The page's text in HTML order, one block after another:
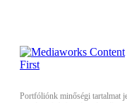
Portfóliónk minőségi tartalmat